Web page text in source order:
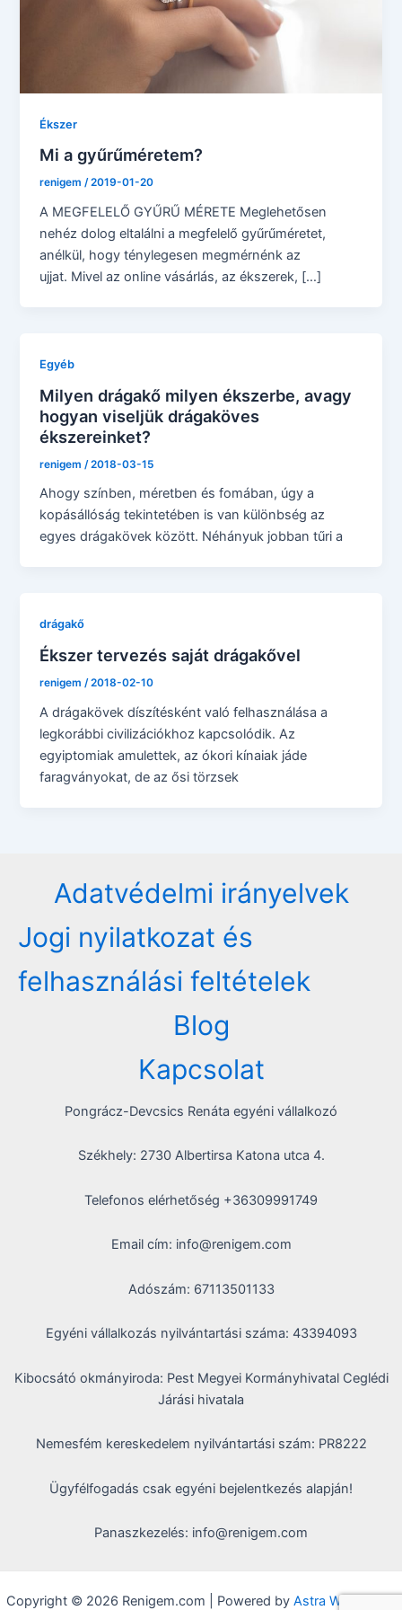
Ékszer
Mi a gyűrűméretem?
renigem/2019-01-20
A MEGFELELŐ GYŰRŰ MÉRETE Meglehetősen
nehéz dolog eltalálni a megfelelő gyűrűméretet,
anélkül, hogy ténylegesen megmérnénk az
ujjat. Mivel az online vásárlás, az ékszerek, […]
Egyéb
Milyen drágakő milyen ékszerbe, avagy
hogyan viseljük drágaköves
ékszereinket?
renigem /2018-03-15
Ahogy színben, méretben és fomában, úgy a
kopásállóság tekintetében is van különbség az
egyes drágakövek között. Néhányuk jobban tűri a
drágakő
Ékszer tervezés saját drágakővel
renigem/2018-02-10
A drágakövek díszítésként való felhasználása a
legkorábbi civilizációkhoz kapcsolódik. Az
egyiptomiak amulettek, az ókori kínaiak jáde
faragványokat, de az ősi törzsek
Adatvédelmi irányelvek
Jogi nyilatkozat és
felhasználási feltételek
Blog
Kapcsolat
Pongrácz-Devcsics Renáta egyéni vállalkozó
Székhely: 2730 Albertirsa Katona utca 4.
Telefonos elérhetőség +36309991749
Email cím: info@renigem.com
Adószám: 67113501133
Egyéni vállalkozás nyilvántartási száma: 43394093
Kibocsátó okmányiroda: Pest Megyei Kormányhivatal Ceglédi
Járási hivatala
Nemesfém kereskedelem nyilvántartási szám: PR8222
Ügyfélfogadás csak egyéni bejelentkezés alapján!
Panaszkezelés: info@renigem.com
Copyright © 2026 Renigem.com | Powered by Astra WordPress